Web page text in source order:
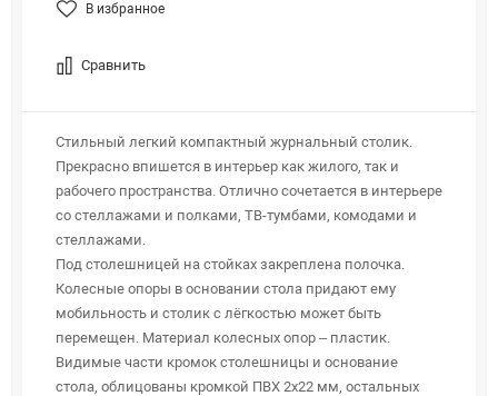
В избранное
Сравнить
Стильный легкий компактный журнальный столик.
Прекрасно впишется в интерьер как жилого, так и
рабочего пространства. Отлично сочетается в интерьере
со стеллажами и полками, ТВ-тумбами, комодами и
стеллажами.
Под столешницей на стойках закреплена полочка.
Колесные опоры в основании стола придают ему
мобильность и столик с лёгкостью может быть
перемещен. Материал колесных опор – пластик.
Видимые части кромок столешницы и основание
стола, облицованы кромкой ПВХ 2х22 мм, остальных